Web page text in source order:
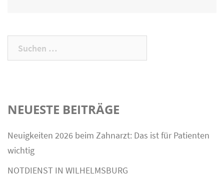
Suchen
nach:
NEUESTE BEITRÄGE
Neuigkeiten 2026 beim Zahnarzt: Das ist für Patienten
wichtig
NOTDIENST IN WILHELMSBURG